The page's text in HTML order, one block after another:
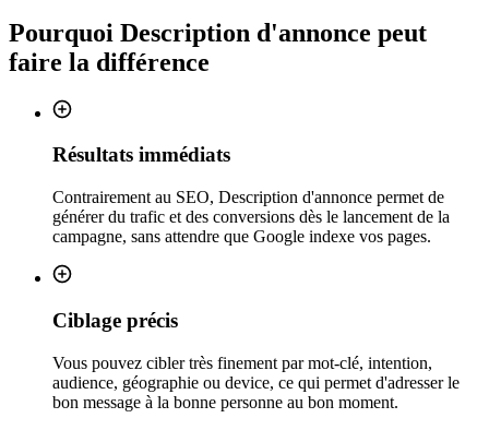
Pourquoi Description d'annonce peut
faire la différence
Résultats immédiats
Contrairement au SEO, Description d'annonce permet de
générer du trafic et des conversions dès le lancement de la
campagne, sans attendre que Google indexe vos pages.
Ciblage précis
Vous pouvez cibler très finement par mot-clé, intention,
audience, géographie ou device, ce qui permet d'adresser le
bon message à la bonne personne au bon moment.